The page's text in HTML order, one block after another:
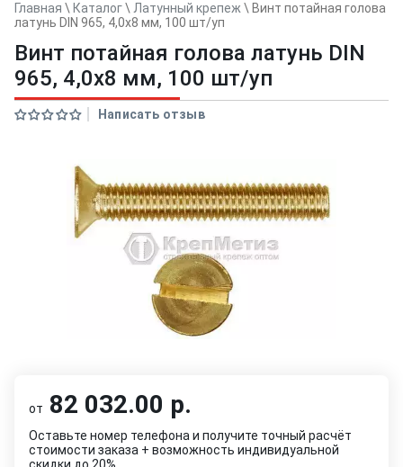
Главная \ Каталог\ Латунный крепеж \ Винт потайная голова
латунь DIN 965, 4,0х8 мм, 100 шт/уп
Винт потайная голова латунь DIN
965, 4,0х8 мм, 100 шт/уп
Написать отзыв
от 82 032.00 р.
Оставьте номер телефона и получите точный расчёт
стоимости заказа + возможность индивидуальной